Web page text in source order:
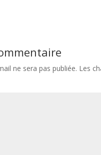
ne sera pas publiée. Les